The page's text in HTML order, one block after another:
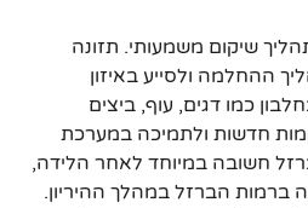
שיקום משמעותי. תזונה
ההחלמה ולסייע באיזון
כמו דגים, עוף, ביצים
חדשות ולתמיכה במערכת
חשובה במיוחד לאחר הלידה,
ברמות הברזל במהלך ההיריון.